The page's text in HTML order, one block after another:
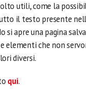
utili, come la
il testo presente
si apre una pagina
elementi che non
diversi.
qui.